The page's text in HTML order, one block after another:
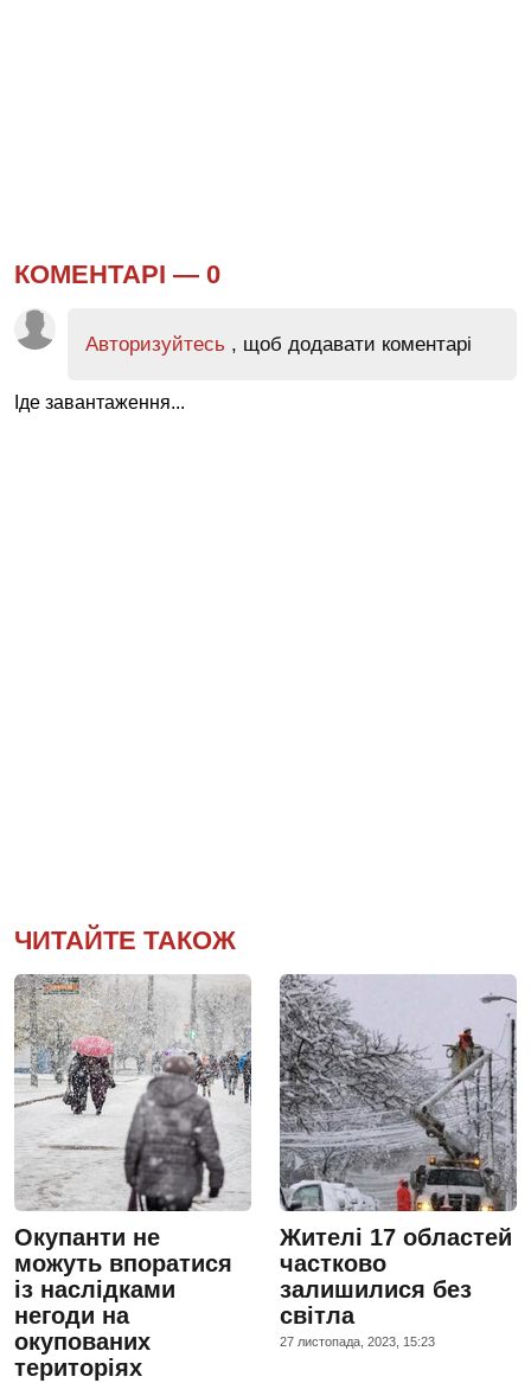
КОМЕНТАРІ — 0
Авторизуйтесь , щоб додавати коментарі
Іде завантаження...
ЧИТАЙТЕ ТАКОЖ
Окупанти не
можуть впоратися
із наслідками
негоди на
окупованих
територіях
Жителі 17 областей
частково
залишилися без
світла
27 листопада, 2023, 15:23